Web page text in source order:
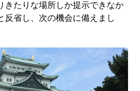
きたりな場所しか提示できなか
反省し、次の機会に備えまし